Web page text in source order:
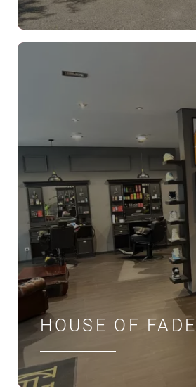
ÖFFNUNGSZEITEN
HOUSE OF FADE
ÖFFNUNGSZEITEN